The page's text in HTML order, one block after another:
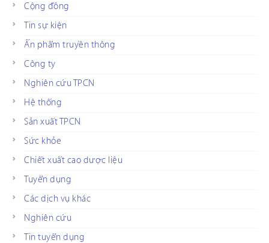
Cộng đồng
Tin sự kiện
Ấn phẩm truyền thông
Công ty
Nghiên cứu TPCN
Hệ thống
Sản xuất TPCN
Sức khỏe
Chiết xuất cao dược liệu
Tuyển dụng
Các dịch vụ khác
Nghiên cứu
Tin tuyển dụng